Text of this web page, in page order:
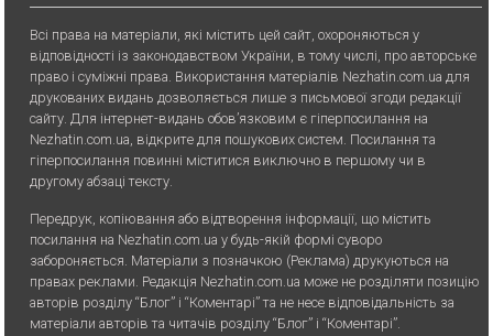
Всі права на матеріали, які містить цей сайт, охороняються у
відповідності із законодавством України, в тому числі, про авторське
право і суміжні права. Використання матерiалiв Nezhatin.com.ua для
друкованих видань дозволяється лише з письмової згоди редакції
сайту. Для iнтернет-видань обов’язковим є гiперпосилання на
Nezhatin.com.ua, відкрите для пошукових систем. Посилання та
гіперпосилання повинні міститися виключно в першому чи в
другому абзаці тексту.
Передрук, копiювання або вiдтворення iнформацiї, що мiстить
посилання на Nezhatin.com.ua у будь-якiй формi суворо
забороняється. Матеріали з позначкою (Реклама) друкуються на
правах реклами. Редакція Nezhatin.com.ua може не розділяти позицію
авторів розділу “Блог” і “Коментарі” та не несе відповідальність за
матеріали авторів та читачів розділу “Блог” і “Коментарі”.